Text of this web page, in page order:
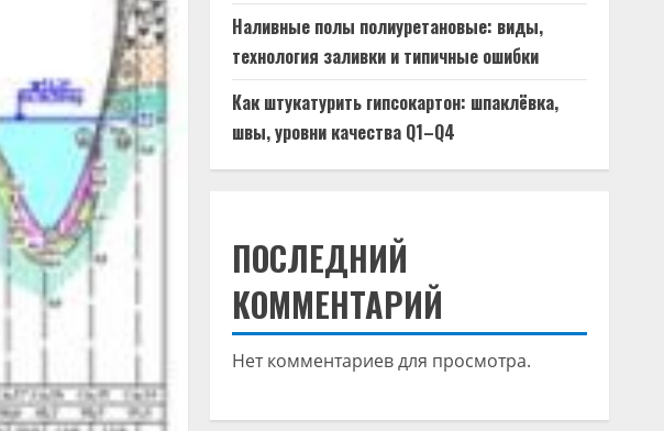
Наливные полы полиуретановые: виды,
технология заливки и типичные ошибки
Как штукатурить гипсокартон: шпаклёвка,
швы, уровни качества Q1–Q4
ПОСЛЕДНИЙ
КОММЕНТАРИЙ
Нет комментариев для просмотра.